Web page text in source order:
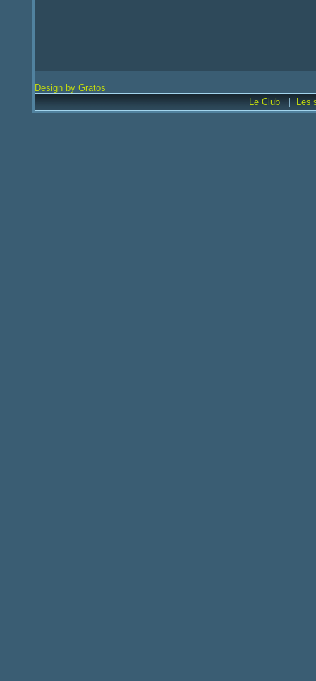
Design by Gratos
Le Club
| Les